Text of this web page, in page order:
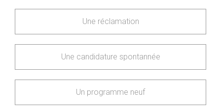
Une réclamation
Une candidature spontannée
Un programme neuf